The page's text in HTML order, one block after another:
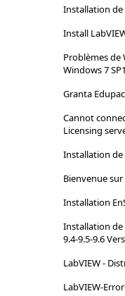
Installation de
Install
Problèmes de
Windows 7
Granta
Cannot
Licensing
Installation
Bienvenue
Installation
Installation de
9.4-9.5-9.6
LabVIEW -
LabVIEW-